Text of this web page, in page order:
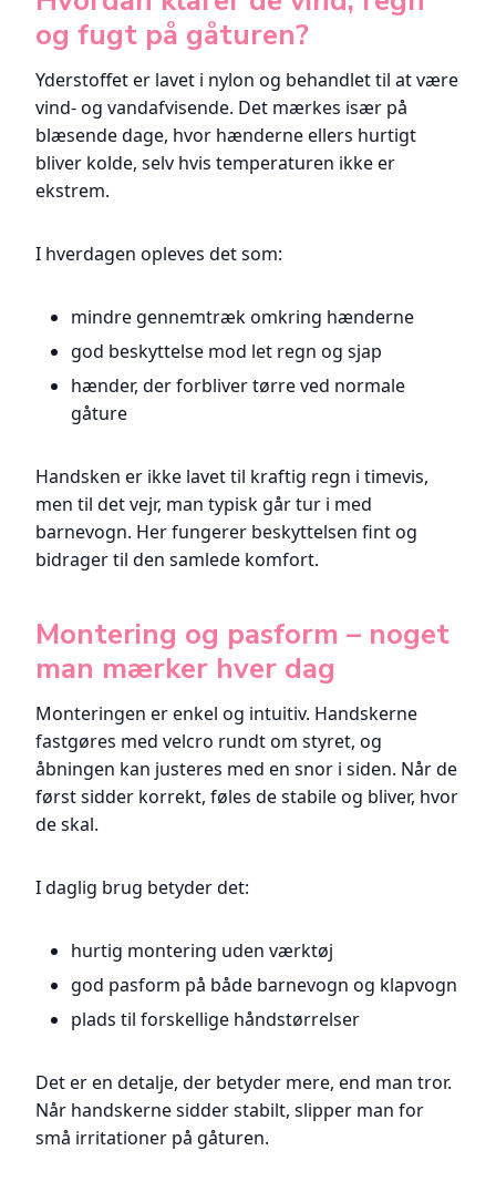
og fugt på gåturen?
Yderstoffet er lavet i nylon og behandlet til at være
vind- og vandafvisende. Det mærkes især på
blæsende dage, hvor hænderne ellers hurtigt
bliver kolde, selv hvis temperaturen ikke er
ekstrem.
I hverdagen opleves det som:
mindre gennemtræk omkring hænderne
god beskyttelse mod let regn og sjap
hænder, der forbliver tørre ved normale
gåture
Handsken er ikke lavet til kraftig regn i timevis,
men til det vejr, man typisk går tur i med
barnevogn. Her fungerer beskyttelsen fint og
bidrager til den samlede komfort.
Montering og pasform – noget
man mærker hver dag
Monteringen er enkel og intuitiv. Handskerne
fastgøres med velcro rundt om styret, og
åbningen kan justeres med en snor i siden. Når de
først sidder korrekt, føles de stabile og bliver, hvor
de skal.
I daglig brug betyder det:
hurtig montering uden værktøj
god pasform på både barnevogn og klapvogn
plads til forskellige håndstørrelser
Det er en detalje, der betyder mere, end man tror.
Når handskerne sidder stabilt, slipper man for
små irritationer på gåturen.